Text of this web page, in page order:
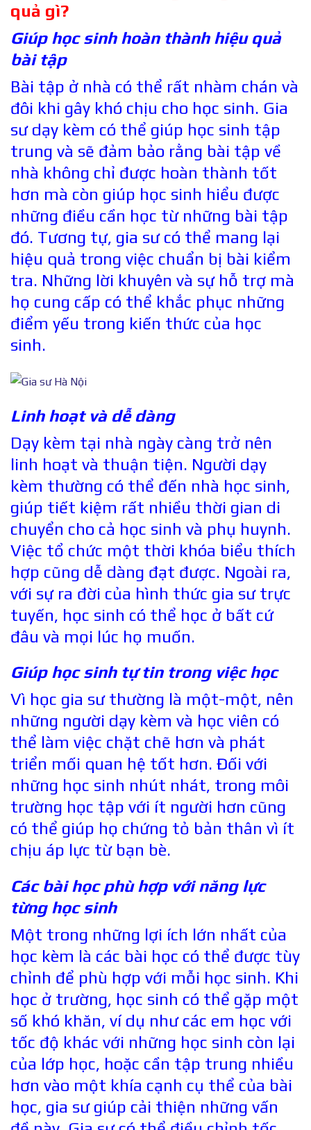
quả gì?
Giúp học sinh hoàn thành hiệu quả
bài tập
Bài tập ở nhà có thể rất nhàm chán và
đôi khi gây khó chịu cho học sinh. Gia
sư dạy kèm có thể giúp học sinh tập
trung và sẽ đảm bảo rằng bài tập về
nhà không chỉ được hoàn thành tốt
hơn mà còn giúp học sinh hiểu được
những điều cần học từ những bài tập
đó. Tương tự, gia sư có thể mang lại
hiệu quả trong việc chuẩn bị bài kiểm
tra. Những lời khuyên và sự hỗ trợ mà
họ cung cấp có thể khắc phục những
điểm yếu trong kiến thức của học
sinh.
Linh hoạt và dễ dàng
Dạy kèm tại nhà ngày càng trở nên
linh hoạt và thuận tiện. Người dạy
kèm thường có thể đến nhà học sinh,
giúp tiết kiệm rất nhiều thời gian di
chuyển cho cả học sinh và phụ huynh.
Việc tổ chức một thời khóa biểu thích
hợp cũng dễ dàng đạt được. Ngoài ra,
với sự ra đời của hình thức gia sư trực
tuyến, học sinh có thể học ở bất cứ
đâu và mọi lúc họ muốn.
Giúp học sinh tự tin trong việc học
Vì học gia sư thường là một-một, nên
những người dạy kèm và học viên có
thể làm việc chặt chẽ hơn và phát
triển mối quan hệ tốt hơn. Đối với
những học sinh nhút nhát, trong môi
trường học tập với ít người hơn cũng
có thể giúp họ chứng tỏ bản thân vì ít
chịu áp lực từ bạn bè.
Các bài học phù hợp với năng lực
từng học sinh
Một trong những lợi ích lớn nhất của
học kèm là các bài học có thể được tùy
chỉnh để phù hợp với mỗi học sinh. Khi
học ở trường, học sinh có thể gặp một
số khó khăn, ví dụ như các em học với
tốc độ khác với những học sinh còn lại
của lớp học, hoặc cần tập trung nhiều
hơn vào một khía cạnh cụ thể của bài
học, gia sư giúp cải thiện những vấn